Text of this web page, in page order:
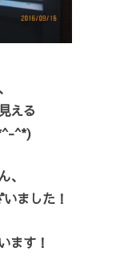
える
^*)
、
ました！
ます！